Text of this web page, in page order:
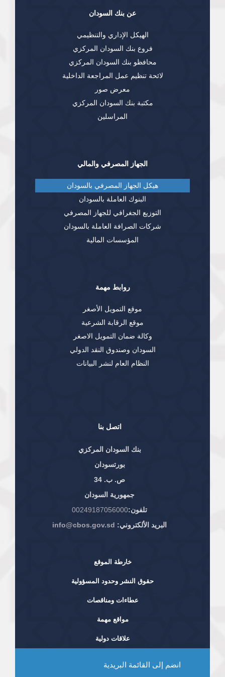
اتصل بنا
بنك السودان المركزي
بورتسودان
ص. ب. 34
جمهورية السودان
تلفون:00249187056000
البريد الألكتروني: info@cbos.gov.sd
عن بنك السودان
الهيكل الإداري والتنظيمي
فروع بنك السودان المركزي
محافظو بنك السودان المركزي
لائحة تنظيم عمل المراجعة الداخلية
معرض صور
مكتبة بنك السودان المركزي
المراسلين
الجهاز المصرفي والمالي
هيكل الجهاز المصرفي بالسودان
البنوك العاملة بالسودان
التوزيع الجغرافي للجهاز المصرفي
شركات الصرافة العاملة بالسودان
المؤسسات المالية
روابط مهمة
موقع التمويل الأصغر
موقع الرقابة الشرعية
وكالة ضمان التمويل الاصغر
السودان وصندوق النقد الدولي
النظام العام لنشر البيانات
خارطة الموقع
حقوق النشر وحدود المسؤولية
عطاءات ومناقصات
مواقع مهمة
علاقات دولية
انضم إلى القائمة البريدية